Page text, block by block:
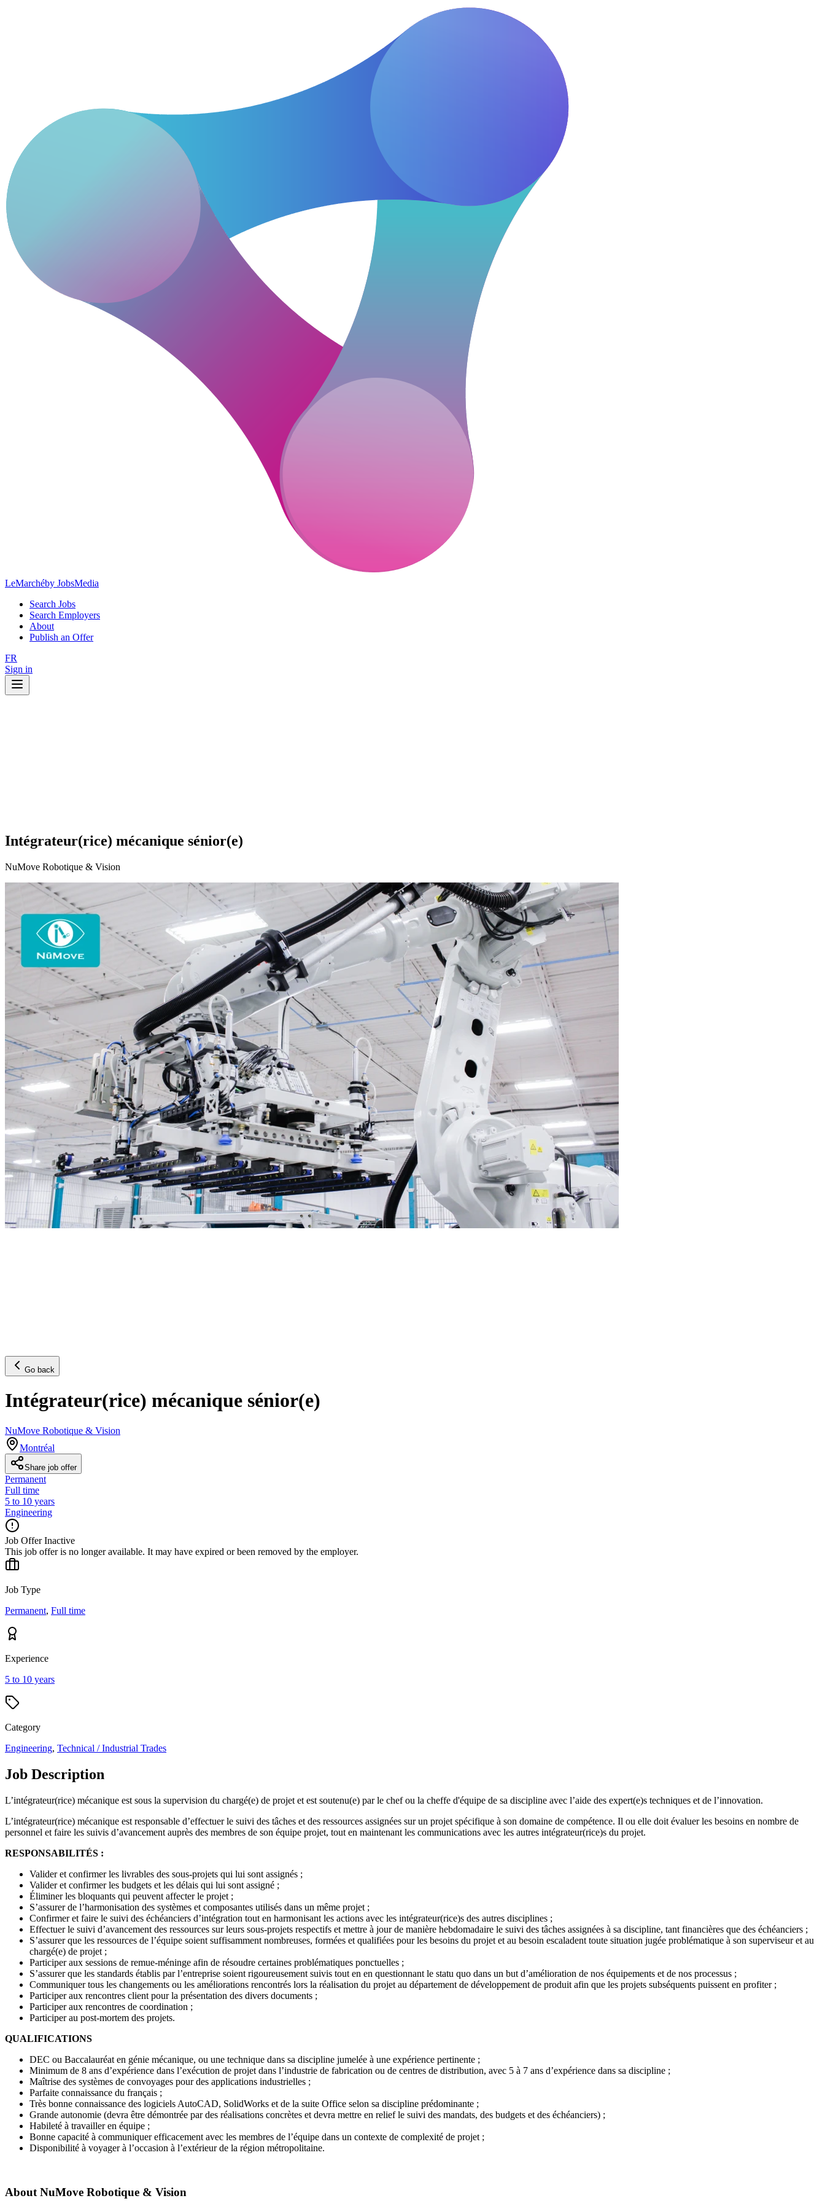
LeMarchéby JobsMedia
Search Jobs
Search Employers
About
Publish an Offer
FR
Sign in
Intégrateur(rice) mécanique sénior(e)
NuMove Robotique & Vision
Go back
Intégrateur(rice) mécanique sénior(e)
NuMove Robotique & Vision
Montréal
Share job offer
Permanent
Full time
5 to 10 years
Engineering
Job Offer Inactive
This job offer is no longer available. It may have expired or been removed by the employer.
Job Type
Permanent, Full time
Experience
5 to 10 years
Category
Engineering, Technical / Industrial Trades
Job Description
L’intégrateur(rice) mécanique est sous la supervision du chargé(e) de projet et est soutenu(e) par le chef ou la cheffe d'équipe de sa discipline avec l’aide des expert(e)s techniques et de l’innovation.
L’intégrateur(rice) mécanique est responsable d’effectuer le suivi des tâches et des ressources assignées sur un projet spécifique à son domaine de compétence. Il ou elle doit évaluer les besoins en nombre de
personnel et faire les suivis d’avancement auprès des membres de son équipe projet, tout en maintenant les communications avec les autres intégrateur(rice)s du projet.
RESPONSABILITÉS :
Valider et confirmer les livrables des sous-projets qui lui sont assignés ;
Valider et confirmer les budgets et les délais qui lui sont assigné ;
Éliminer les bloquants qui peuvent affecter le projet ;
S’assurer de l’harmonisation des systèmes et composantes utilisés dans un même projet ;
Confirmer et faire le suivi des échéanciers d’intégration tout en harmonisant les actions avec les intégrateur(rice)s des autres disciplines ;
Effectuer le suivi d’avancement des ressources sur leurs sous-projets respectifs et mettre à jour de manière hebdomadaire le suivi des tâches assignées à sa discipline, tant financières que des échéanciers ;
S’assurer que les ressources de l’équipe soient suffisamment nombreuses, formées et qualifiées pour les besoins du projet et au besoin escaladent toute situation jugée problématique à son superviseur et au
chargé(e) de projet ;
Participer aux sessions de remue-méninge afin de résoudre certaines problématiques ponctuelles ;
S’assurer que les standards établis par l’entreprise soient rigoureusement suivis tout en en questionnant le statu quo dans un but d’amélioration de nos équipements et de nos processus ;
Communiquer tous les changements ou les améliorations rencontrés lors la réalisation du projet au département de développement de produit afin que les projets subséquents puissent en profiter ;
Participer aux rencontres client pour la présentation des divers documents ;
Participer aux rencontres de coordination ;
Participer au post-mortem des projets.
QUALIFICATIONS
DEC ou Baccalauréat en génie mécanique, ou une technique dans sa discipline jumelée à une expérience pertinente ;
Minimum de 8 ans d’expérience dans l’exécution de projet dans l’industrie de fabrication ou de centres de distribution, avec 5 à 7 ans d’expérience dans sa discipline ;
Maîtrise des systèmes de convoyages pour des applications industrielles ;
Parfaite connaissance du français ;
Très bonne connaissance des logiciels AutoCAD, SolidWorks et de la suite Office selon sa discipline prédominante ;
Grande autonomie (devra être démontrée par des réalisations concrètes et devra mettre en relief le suivi des mandats, des budgets et des échéanciers) ;
Habileté à travailler en équipe ;
Bonne capacité à communiquer efficacement avec les membres de l’équipe dans un contexte de complexité de projet ;
Disponibilité à voyager à l’occasion à l’extérieur de la région métropolitaine.
About NuMove Robotique & Vision